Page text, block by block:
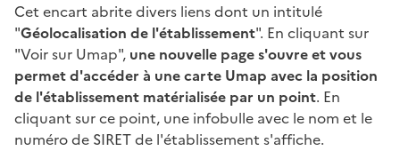
Cet encart abrite divers liens dont un intitulé
"Géolocalisation de l'établissement". En cliquant sur
"Voir sur Umap", une nouvelle page s'ouvre et vous
permet d'accéder à une carte Umap avec la position
de l'établissement matérialisée par un point. En
cliquant sur ce point, une infobulle avec le nom et le
numéro de SIRET de l'établissement s'affiche.